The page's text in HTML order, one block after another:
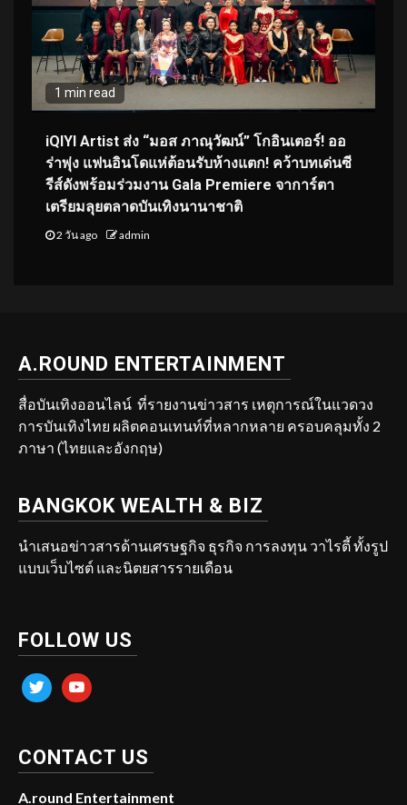
1 min read
iQIYI Artist ส่ง “มอส ภาณุวัฒน์” โกอินเตอร์! ออ
ร่าพุ่ง แฟนอินโดแห่ต้อนรับห้างแตก! คว้าบทเด่นซี
รีส์ดังพร้อมร่วมงาน Gala Premiere จาการ์ตา
เตรียมลุยตลาดบันเทิงนานาชาติ
2 วัน ago admin
A.ROUND ENTERTAINMENT
สื่อบันเทิงออนไลน์ ที่รายงานข่าวสาร เหตุการณ์ในแวดวง
การบันเทิงไทย ผลิตคอนเทนท์ที่หลากหลาย ครอบคลุมทั้ง 2
ภาษา (ไทยและอังกฤษ)
BANGKOK WEALTH & BIZ
นำเสนอข่าวสารด้านเศรษฐกิจ ธุรกิจ การลงทุน วาไรตี้ ทั้งรูป
แบบเว็บไซต์ และนิตยสารรายเดือน
FOLLOW US
twitter youtube
CONTACT US
A.round Entertainment